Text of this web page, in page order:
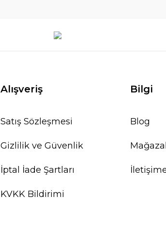
Alışveriş
Satış Sözleşmesi
Gizlilik ve Güvenlik
İptal İade Şartları
KVKK Bildirimi
Bilgi
Blog